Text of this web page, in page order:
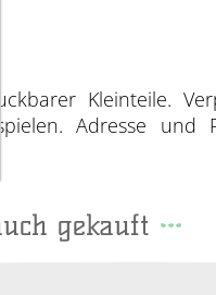
Kleinteile.
Adresse und
gekauft